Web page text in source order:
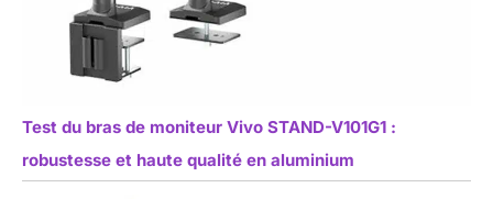
Test du bras de moniteur Vivo STAND-V101G1 :
robustesse et haute qualité en aluminium